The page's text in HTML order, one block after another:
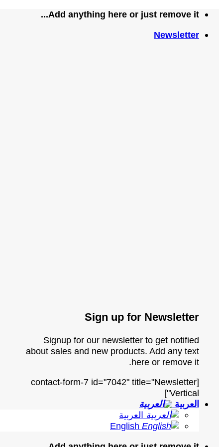
تخطيAdd anything here or just remove it...
Newsletter
Sign up for Newsletter
Signup for our newsletter to get notified
about sales and new products. Add any text
here or remove it.
[contact-form-7 id="7042" title="Newsletter
Vertical"]
العربية
العربية